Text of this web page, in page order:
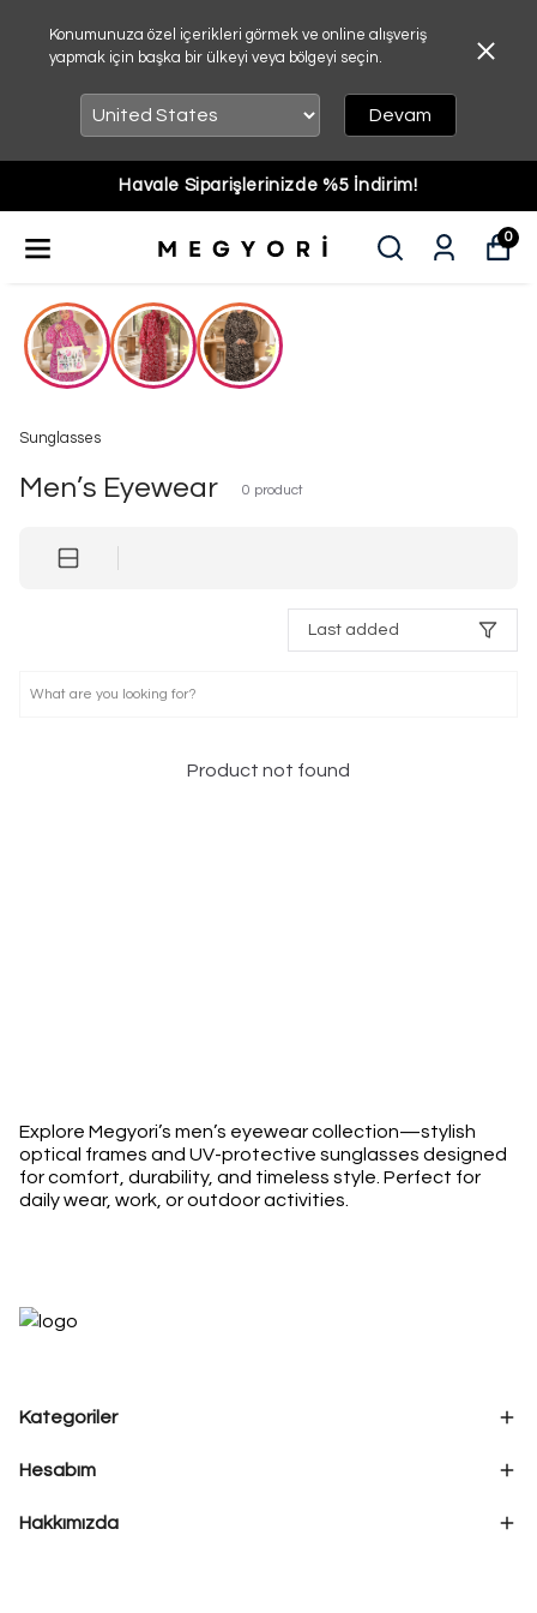
Konumunuza özel içerikleri görmek ve online alışveriş
yapmak için başka bir ülkeyi veya bölgeyi seçin.
Devam
Havale Siparişlerinizde %5 İndirim!
0
Sunglasses
Men’s Eyewear 0 product
Last added
Product not found
Explore Megyori’s men’s eyewear collection—stylish
optical frames and UV-protective sunglasses designed
for comfort, durability, and timeless style. Perfect for
daily wear, work, or outdoor activities.
Kategoriler
Hesabım
Hakkımızda